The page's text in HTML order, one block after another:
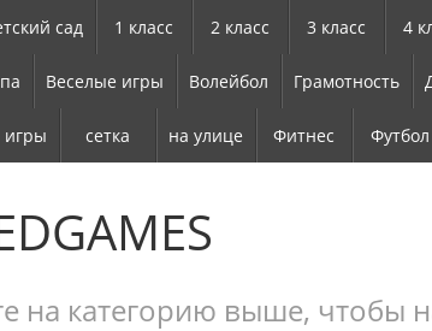
сад 1 класс 2 класс 3 класс 4
Веселые игры Волейбол Грамотность
игры сетка на улице Фитнес Футбол
на категорию выше, чтобы